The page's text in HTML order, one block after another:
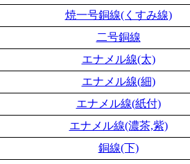
焼一号銅線(くすみ線)
二号銅線
エナメル線(太)
エナメル線(細)
エナメル線(紙付)
エナメル線(濃茶,紫)
銅線(下)